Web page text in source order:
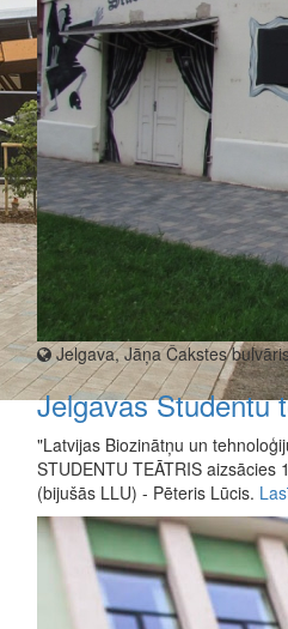
Jelgava, Jāņa Čakstes
Jelgavas Studentu
"Latvijas Biozinātņu un
STUDENTU TEĀTRIS
(bijušās LLU) - Pēteris Lūcis.